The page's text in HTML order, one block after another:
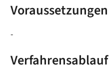
Voraussetzungen
-
Verfahrensablauf